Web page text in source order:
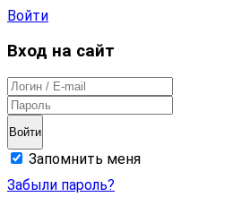
Войти
Вход на сайт
Войти
Запомнить меня
Забыли пароль?